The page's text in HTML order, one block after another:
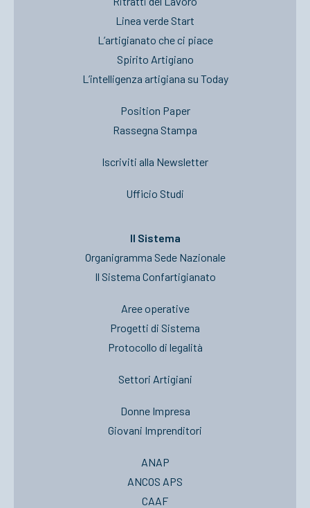
Linea verde Start
L’artigianato che ci piace
Spirito Artigiano
L’intelligenza artigiana su Today
Position Paper
Rassegna Stampa
Iscriviti alla Newsletter
Ufficio Studi
Il Sistema
Organigramma Sede Nazionale
Il Sistema Confartigianato
Aree operative
Progetti di Sistema
Protocollo di legalità
Settori Artigiani
Donne Impresa
Giovani Imprenditori
ANAP
ANCOS APS
CAAF